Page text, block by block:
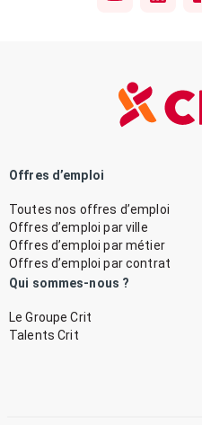
Offres d’emploi
Toutes nos offres d’emploi
Offres d’emploi par ville
Offres d’emploi par métier
Offres d’emploi par contrat
Qui sommes-nous ?
Le Groupe Crit
Talents Crit